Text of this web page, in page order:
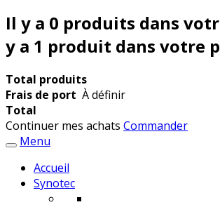
Il y a 0 produits dans
y a 1 produit dans votre
Total produits
Frais de port À définir
Total
Continuer mes achats Commander
Menu
Accueil
Synotec